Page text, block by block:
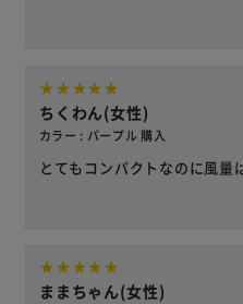
ちくわん(女性)
カラー : パープル 購入
とてもコンパクトなのに風量
ままちゃん(女性)